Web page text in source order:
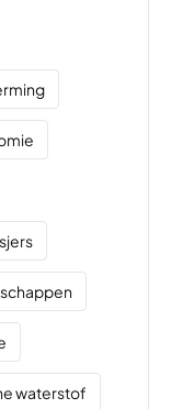
waterstof